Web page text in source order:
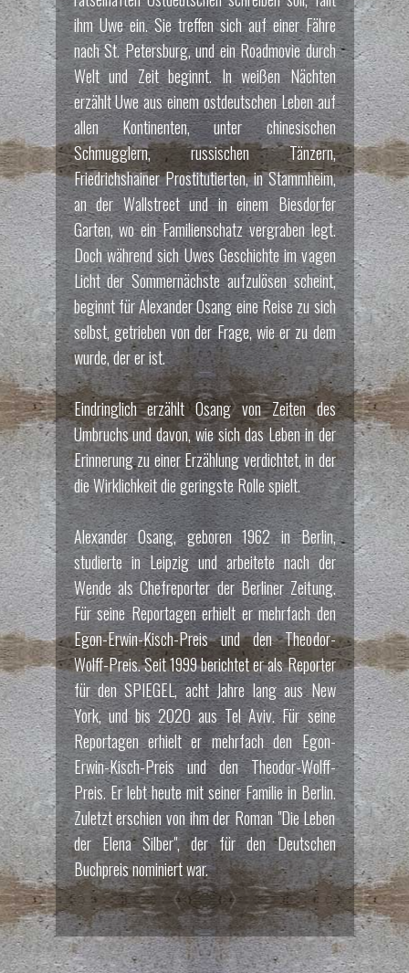
ihm Uwe ein. Sie treffen sich auf einer Fähre
nach St. Petersburg, und ein Roadmovie durch
Welt und Zeit beginnt. In weißen Nächten
erzählt Uwe aus einem ostdeutschen Leben auf
allen Kontinenten, unter chinesischen
Schmugglern, russischen Tänzern,
Friedrichshainer Prostitutierten, in Stammheim,
an der Wallstreet und in einem Biesdorfer
Garten, wo ein Familienschatz vergraben legt.
Doch während sich Uwes Geschichte im vagen
Licht der Sommernächste aufzulösen scheint,
beginnt für Alexander Osang eine Reise zu sich
selbst, getrieben von der Frage, wie er zu dem
wurde, der er ist.
Eindringlich erzählt Osang von Zeiten des
Umbruchs und davon, wie sich das Leben in der
Erinnerung zu einer Erzählung verdichtet, in der
die Wirklichkeit die geringste Rolle spielt.
Alexander Osang, geboren 1962 in Berlin,
studierte in Leipzig und arbeitete nach der
Wende als Chefreporter der Berliner Zeitung.
Für seine Reportagen erhielt er mehrfach den
Egon-Erwin-Kisch-Preis und den Theodor-
Wolff-Preis. Seit 1999 berichtet er als Reporter
für den SPIEGEL, acht Jahre lang aus New
York, und bis 2020 aus Tel Aviv. Für seine
Reportagen erhielt er mehrfach den Egon-
Erwin-Kisch-Preis und den Theodor-Wolff-
Preis. Er lebt heute mit seiner Familie in Berlin.
Zuletzt erschien von ihm der Roman "Die Leben
der Elena Silber", der für den Deutschen
Buchpreis nominiert war.